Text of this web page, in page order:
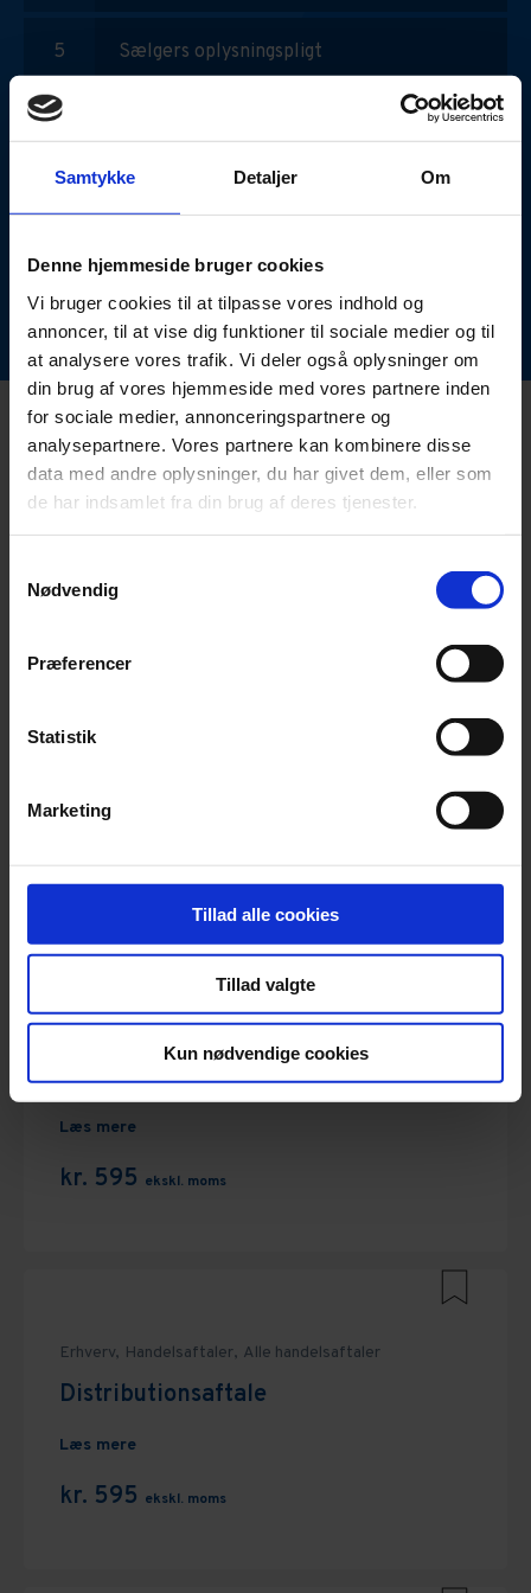
Samtykke Detaljer Om
Denne hjemmeside bruger cookies
Vi bruger cookies til at tilpasse vores indhold og
annoncer, til at vise dig funktioner til sociale medier og til
at analysere vores trafik. Vi deler også oplysninger om
din brug af vores hjemmeside med vores partnere inden
for sociale medier, annonceringspartnere og
analysepartnere. Vores partnere kan kombinere disse
data med andre oplysninger, du har givet dem, eller som
de har indsamlet fra din brug af deres tjenester.
Nødvendig
Præferencer
Statistik
Marketing
Tillad alle cookies
Tillad valgte
Kun nødvendige cookies
Sælgers oplysningspligt
Tvister
Andre relevante dokumenter
Eneforhandleraftale
Læs mere
kr. 595 ekskl. moms
Erhverv, Handelsaftaler, Alle handelsaftaler
Distributionsaftale
Læs mere
kr. 595 ekskl. moms